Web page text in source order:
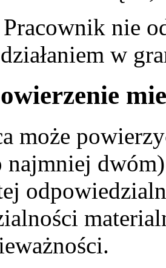
Pracownik nie
w
może
najmniej